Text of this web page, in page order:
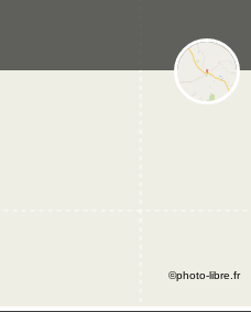
©photo-libre.fr